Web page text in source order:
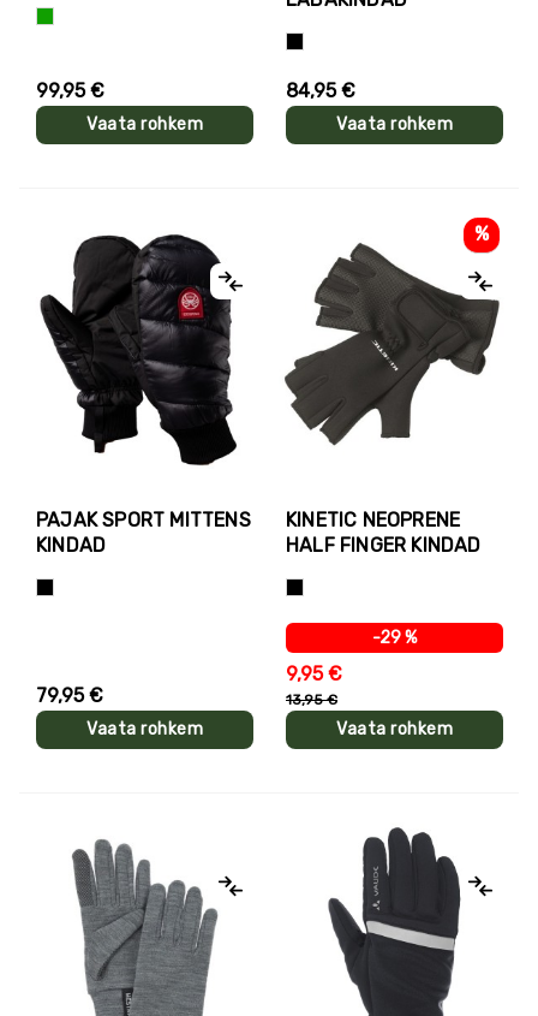
99,95 €
Vaata rohkem
84,95 €
Vaata rohkem
PAJAK SPORT MITTENS
KINDAD
79,95 €
Vaata rohkem
%
KINETIC NEOPRENE
HALF FINGER KINDAD
-29 %
9,95 €
13,95 €
Vaata rohkem